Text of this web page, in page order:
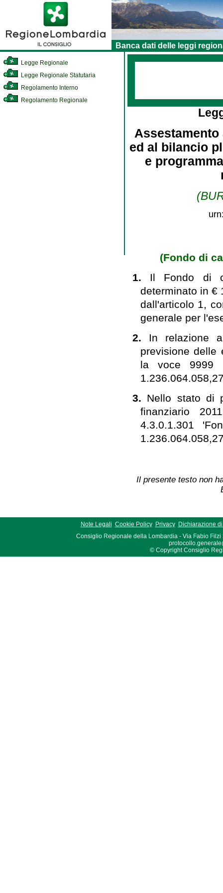
Banca dati delle leggi
Legge Regionale
Legge Regionale Statutaria
Regolamento Interno
Regolamento Regionale
ed al bilancio
e
(Fondo di
1. Il Fondo di
determinato in €
dall'articolo 1,
generale per
2. In relazione
previsione delle
la voce 9999
3. Nello stato di
finanziario
4.3.0.1.301
Il presente testo non
Note Legali Cookie Policy Privacy
Dichiarazione
Consiglio Regionale della Lombardia - Via Fabio Filzi
© Copyright Consiglio